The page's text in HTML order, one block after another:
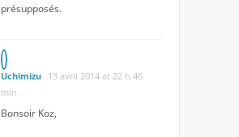
présupposés.
Uchimizu 13 avril 2014 at 22 h 46
min
Bonsoir Koz,